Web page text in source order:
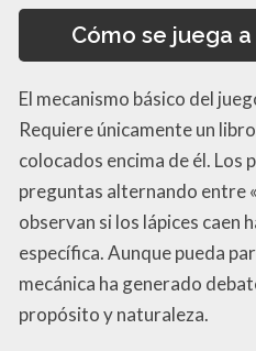
Cómo se juega
El mecanismo básico del
Requiere únicamente un
colocados encima de él.
preguntas alternando entre
observan si los lápices caen
específica. Aunque pueda
mecánica ha generado
propósito y naturaleza.